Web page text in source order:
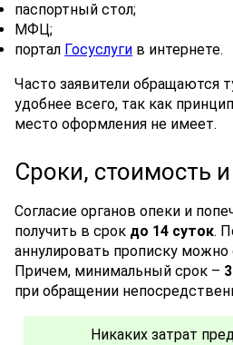
паспортный стол;
МФЦ;
портал Госуслуги в интернете.
Часто заявители обращаются
удобнее всего, так как
место оформления не имеет.
Сроки, стоимость и
Согласие органов опеки и
получить в срок до 14 суток.
аннулировать прописку можно
Причем, минимальный срок –
при обращении
Никаких затрат